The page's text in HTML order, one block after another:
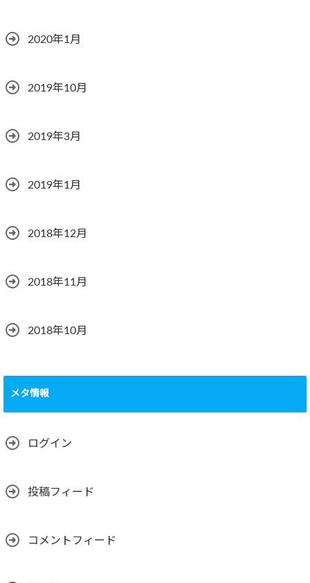
2020年1月
2019年10月
2019年3月
2019年1月
2018年12月
2018年11月
2018年10月
メタ情報
ログイン
投稿フィード
コメントフィード